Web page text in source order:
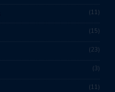
11
15
23
3
11